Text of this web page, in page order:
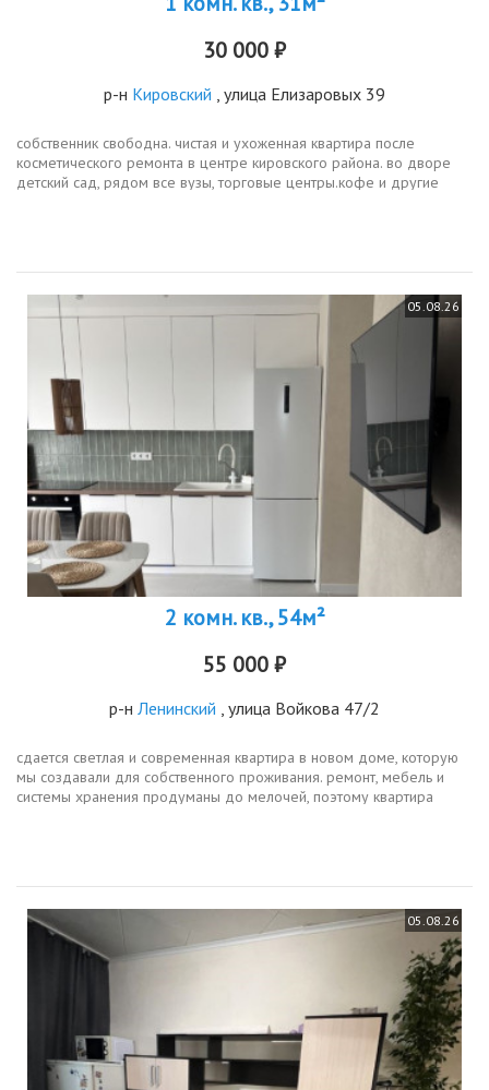
30 000 ₽
р-н Кировский , улица Елизаровых 39
собственник свободна. чистая и ухоженная квартира после
косметического ремонта в центре кировского района. во дворе
детский сад, рядом все вузы, торговые центры.кофе и другие
05.08.26
2 комн. кв., 54м²
55 000 ₽
р-н Ленинский , улица Войкова 47/2
сдается светлая и современная квартира в новом доме, которую
мы создавали для собственного проживания. ремонт, мебель и
системы хранения продуманы до мелочей, поэтому квартира
05.08.26